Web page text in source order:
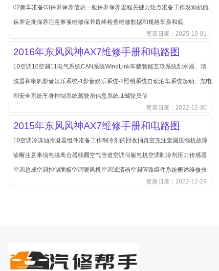
标致
标致-进口
比亚迪
比亚迪-海外版
比亚迪商用车
比速
传祺
创维
昌河
曹操
长安-睿行
02新车准备03保养保养信息一般保养保养里程关键力矩点准备工作发动机舱
保养定期保养注意事项维修保养最终检查维修数据和规格车身和底
更新日期：2025-10-01
2016年东风风神AX7维修手册和电路图
10空调10空调11电气系统CAN系统WindLink车载智能互联系统刮水器、清
洗器和喇叭影音娱乐系统-1影音娱乐系统-2照明系统自动泊车系统起动、充电
和安全系统车身控制系统驾驶员信息系统-1驾驶员信
更新日期：2022-12-30
2015年东风风神AX7维修手册和电路图
10空调冷冻油冷凝器组件准备工作制冷剂的回收抽真空充注查漏压缩机故障
诊断注意事项电磁离合器线圈空气管道空调伺服电机空调制冷剂压力传感器
空调总成空调控制面板空调暖风机空调滤清器空调管路组件系统概述维修技
更新日期：2022-12-29